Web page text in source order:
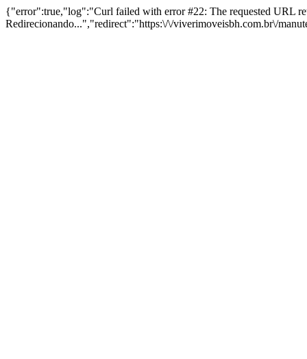
{"error":true,"log":"Curl failed with error #22: The requested URL
Redirecionando...","redirect":"https:\/\/viverimoveisbh.com.br\/